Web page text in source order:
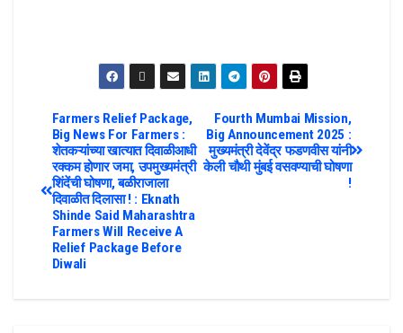
Fourth Mumbai Mission,
Big Announcement 2025 :
मुख्यमंत्री देवेंद्र फडणवीस यांनी
केली चौथी मुंबई वसवण्याची घोषणा
!
Farmers Relief Package,
Big News For Farmers :
शेतकऱ्यांच्या खात्यात दिवाळीआधी
रक्कम होणार जमा, उपमुख्यमंत्री
शिंदेंची घोषणा, बळीराजाला
दिवाळीत दिलासा ! : Eknath
Shinde Said Maharashtra
Farmers Will Receive A
Relief Package Before
Diwali